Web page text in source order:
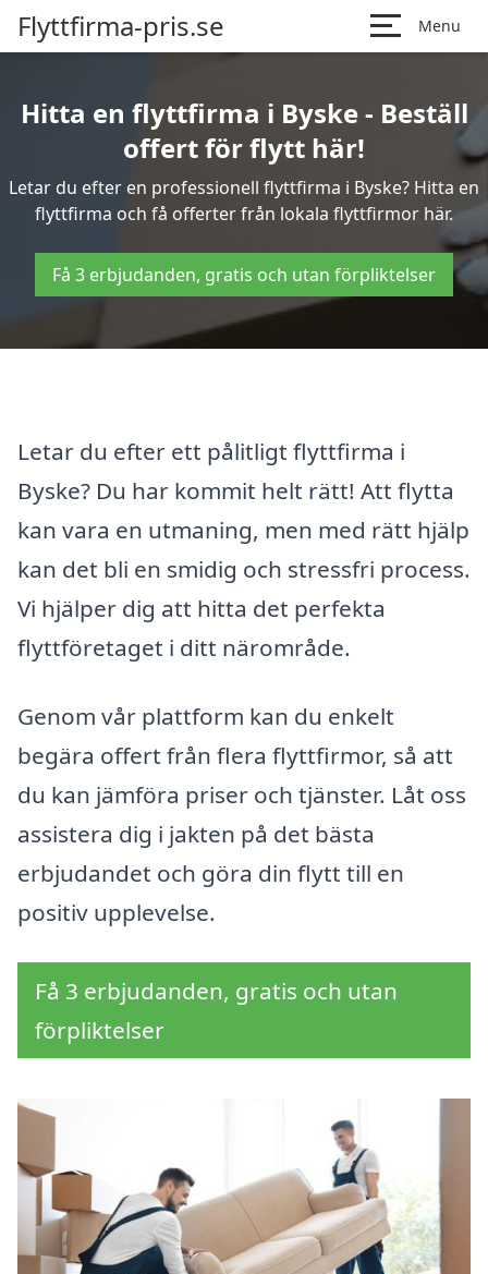
Flyttfirma-pris.se Menu
Hitta en flyttfirma i Byske - Beställ
offert för flytt här!
Letar du efter en professionell flyttfirma i Byske? Hitta en
flyttfirma och få offerter från lokala flyttfirmor här.
Få 3 erbjudanden, gratis och utan förpliktelser
Letar du efter ett pålitligt flyttfirma i
Byske? Du har kommit helt rätt! Att flytta
kan vara en utmaning, men med rätt hjälp
kan det bli en smidig och stressfri process.
Vi hjälper dig att hitta det perfekta
flyttföretaget i ditt närområde.
Genom vår plattform kan du enkelt
begära offert från flera flyttfirmor, så att
du kan jämföra priser och tjänster. Låt oss
assistera dig i jakten på det bästa
erbjudandet och göra din flytt till en
positiv upplevelse.
Få 3 erbjudanden, gratis och utan
förpliktelser